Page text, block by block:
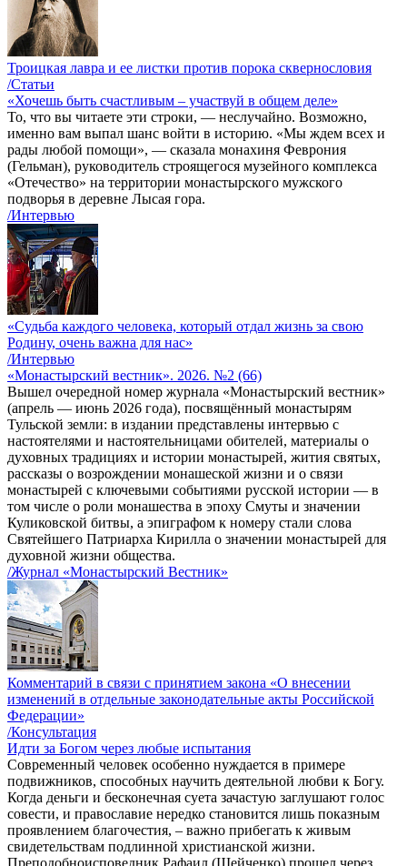
Троицкая лавра и ее листки против порока сквернословия
/Статьи
«Хочешь быть счастливым – участвуй в общем деле»
То, что вы читаете эти строки, — неслучайно. Возможно,
именно вам выпал шанс войти в историю. «Мы ждем всех и
рады любой помощи», — сказала монахиня Феврония
(Гельман), руководитель строящегося музейного комплекса
«Отечество» на территории монастырского мужского
подворья в деревне Лысая гора.
/Интервью
«Судьба каждого человека, который отдал жизнь за свою
Родину, очень важна для нас»
/Интервью
«Монастырский вестник». 2026. №2 (66)
Вышел очередной номер журнала «Монастырский вестник»
(апрель — июнь 2026 года), посвящённый монастырям
Тульской земли: в издании представлены интервью с
настоятелями и настоятельницами обителей, материалы о
духовных традициях и истории монастырей, жития святых,
рассказы о возрождении монашеской жизни и о связи
монастырей с ключевыми событиями русской истории — в
том числе о роли монашества в эпоху Смуты и значении
Куликовской битвы, а эпиграфом к номеру стали слова
Святейшего Патриарха Кирилла о значении монастырей для
духовной жизни общества.
/Журнал «Монастырский Вестник»
Комментарий в связи с принятием закона «О внесении
изменений в отдельные законодательные акты Российской
Федерации»
/Консультация
Идти за Богом через любые испытания
Современный человек особенно нуждается в примере
подвижников, способных научить деятельной любви к Богу.
Когда деньги и бесконечная суета зачастую заглушают голос
совести, и православие нередко становится лишь показным
проявлением благочестия, – важно прибегать к живым
свидетельствам подлинной христианской жизни.
Преподобноисповедник Рафаил (Шейченко) прошел через